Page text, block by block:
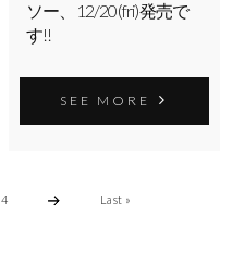
ソー、12/20(fri)発売で
す!!
SEE MORE
4 Last »